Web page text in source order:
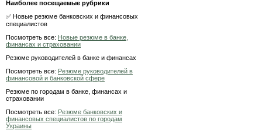
Наиболее посещаемые рубрики
✅ Новые резюме банковских и финансовых
специалистов
Посмотреть все: Новые резюме в банке,
финансах и страховании
Резюме руководителей в банке и финансах
Посмотреть все: Резюме руководителей в
финансовой и банковской сфере
Резюме по городам в банке, финансах и
страховании
Посмотреть все: Резюме банковских и
финансовых специалистов по городам
Украины